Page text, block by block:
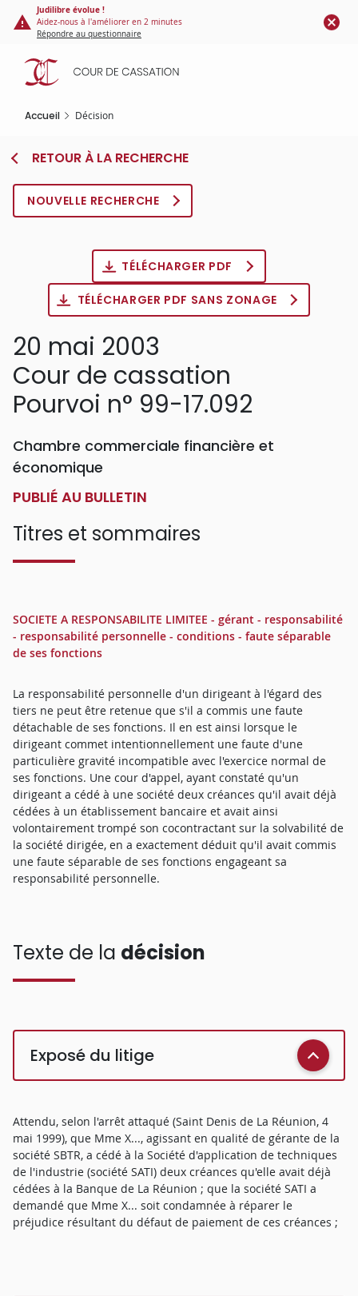
Panneau de gestion des cookies
contenu
principal
Judilibre évolue !
Aidez-nous à l'améliorer en 2 minutes
Répondre au questionnaire
Accueil Décision
RETOUR À LA RECHERCHE
NOUVELLE RECHERCHE
TÉLÉCHARGER PDF
TÉLÉCHARGER PDF SANS ZONAGE
20 mai 2003
Cour de cassation
Pourvoi n° 99-17.092
Chambre commerciale financière et
économique
PUBLIÉ AU BULLETIN
Titres et sommaires
SOCIETE A RESPONSABILITE LIMITEE - gérant - responsabilité
- responsabilité personnelle - conditions - faute séparable
de ses fonctions
La responsabilité personnelle d'un dirigeant à l'égard des
tiers ne peut être retenue que s'il a commis une faute
détachable de ses fonctions. Il en est ainsi lorsque le
dirigeant commet intentionnellement une faute d'une
particulière gravité incompatible avec l'exercice normal de
ses fonctions. Une cour d'appel, ayant constaté qu'un
dirigeant a cédé à une société deux créances qu'il avait déjà
cédées à un établissement bancaire et avait ainsi
volontairement trompé son cocontractant sur la solvabilité de
la société dirigée, en a exactement déduit qu'il avait commis
une faute séparable de ses fonctions engageant sa
responsabilité personnelle.
Texte de la décision
Exposé du litige
Attendu, selon l'arrêt attaqué (Saint Denis de La Réunion, 4
mai 1999), que Mme X..., agissant en qualité de gérante de la
société SBTR, a cédé à la Société d'application de techniques
de l'industrie (société SATI) deux créances qu'elle avait déjà
cédées à la Banque de La Réunion ; que la société SATI a
demandé que Mme X... soit condamnée à réparer le
préjudice résultant du défaut de paiement de ces créances ;